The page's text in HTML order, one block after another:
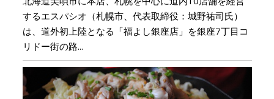
するエスパシオ（札幌市、代表取締役：城野祐司氏）
は、道外初上陸となる「福よし銀座店」を銀座7丁目コ
リドー街の路...